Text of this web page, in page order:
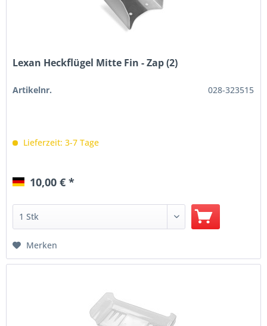
Lexan Heckflügel Mitte Fin - Zap (2)
Artikelnr. 028-323515
Lieferzeit: 3-7 Tage
10,00 € *
Merken